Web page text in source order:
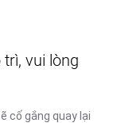
vui lòng
cố gắng quay lại